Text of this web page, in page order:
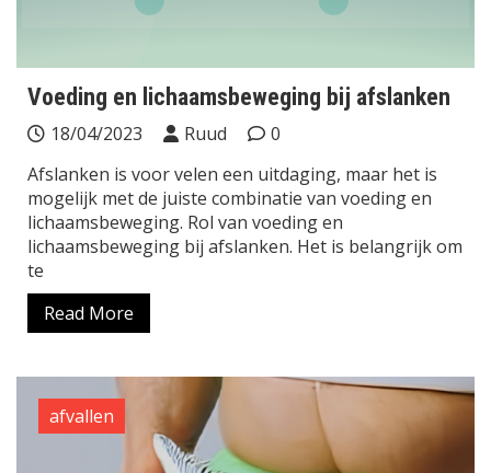
Voeding en lichaamsbeweging bij afslanken
18/04/2023 Ruud
0
Afslanken is voor velen een uitdaging, maar het is
mogelijk met de juiste combinatie van voeding en
lichaamsbeweging. Rol van voeding en
lichaamsbeweging bij afslanken. Het is belangrijk om
te
Read More
afvallen